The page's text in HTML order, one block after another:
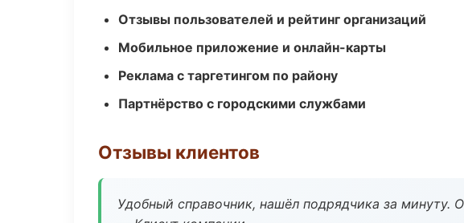
Отзывы пользователей и рейтинг организаций
Мобильное приложение и онлайн-карты
Реклама с таргетингом по району
Партнёрство с городскими службами
Отзывы клиентов
Удобный справочник, нашёл подрядчика за минуту.